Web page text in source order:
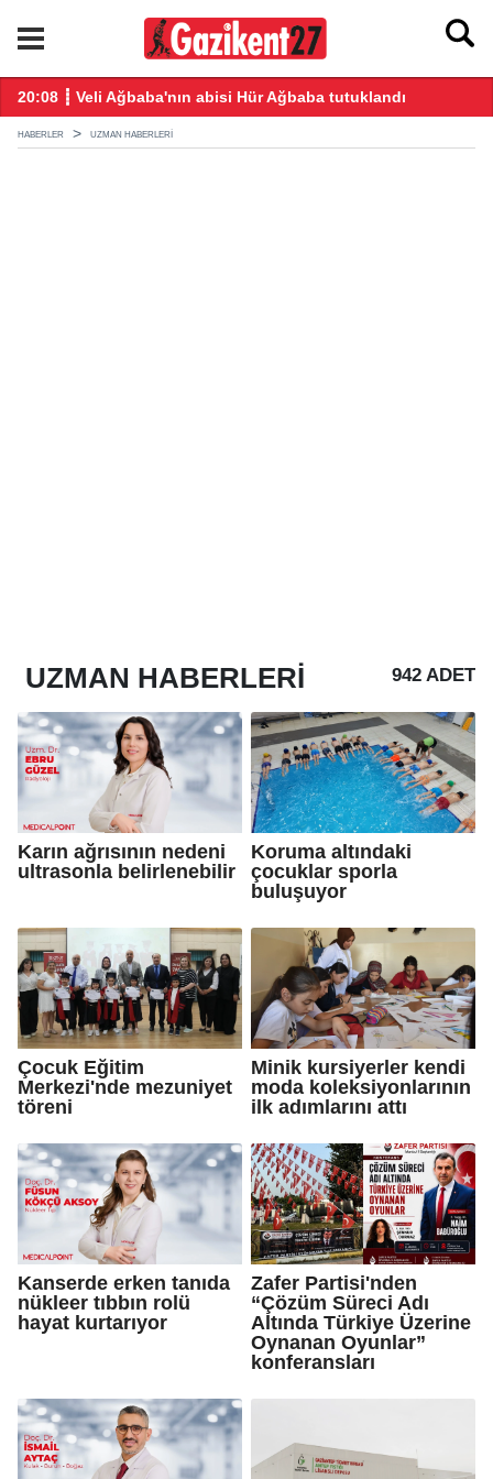
yaptı
20:08 ┋ Veli Ağbaba'nın abisi Hür Ağbaba tutuklandı
HABERLER UZMAN HABERLERI
UZMAN HABERLERI 942 ADET
Karın ağrısının nedeni
ultrasonla belirlenebilir
Koruma altındaki
çocuklar sporla
buluşuyor
Çocuk Eğitim
Merkezi'nde mezuniyet
töreni
Minik kursiyerler kendi
moda koleksiyonlarının
ilk adımlarını attı
Kanserde erken tanıda
nükleer tıbbın rolü
hayat kurtarıyor
Zafer Partisi'nden
“Çözüm Süreci Adı
Altında Türkiye Üzerine
Oynanan Oyunlar”
konferansları